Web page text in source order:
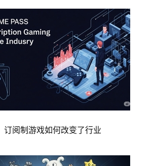
订阅制游戏如何改变了行业